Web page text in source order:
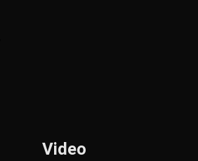
Video